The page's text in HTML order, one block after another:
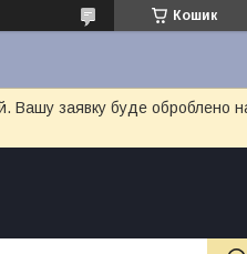
Кошик
Вашу заявку буде оброблено